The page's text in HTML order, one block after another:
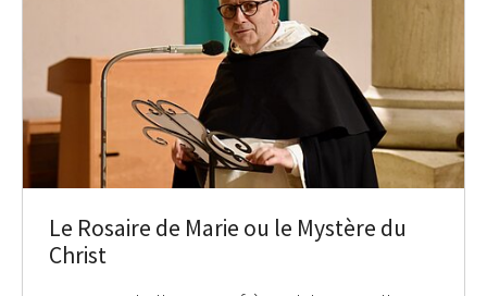
Le Rosaire de Marie ou le Mystère du
Christ